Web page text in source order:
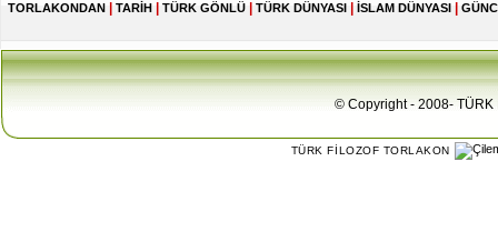
TORLAKONDAN TARİH TÜRK GÖNLÜ TÜRK DÜNYASI İSLAM DÜNYASI
© Copyright - 2008- TÜRK
TÜRK FİLOZOF TORLAKON